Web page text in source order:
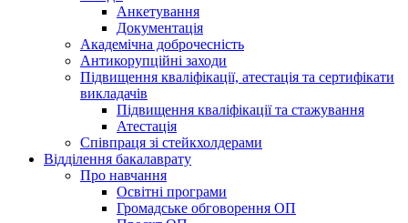
Анкетування
Документація
Академічна доброчесність
Антикорупційні заходи
Підвищення кваліфікації, атестація та сертифікати
викладачів
Підвищення кваліфікації та стажування
Атестація
Співпраця зі стейкхолдерами
Відділення бакалаврату
Про навчання
Освітні програми
Громадське обговорення ОП